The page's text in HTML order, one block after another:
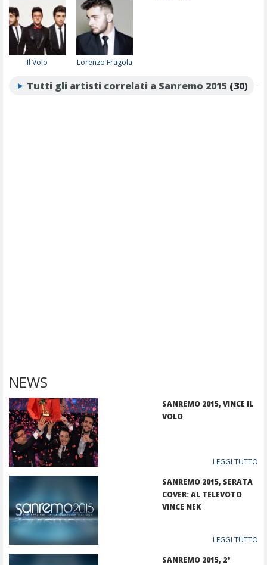
Il Volo Lorenzo Fragola
Tutti gli artisti correlati a Sanremo 2015 (30)
NEWS
SANREMO 2015, VINCE IL
VOLO
LEGGI TUTTO
SANREMO 2015, SERATA
COVER: AL TELEVOTO
VINCE NEK
LEGGI TUTTO
SANREMO 2015, 2°